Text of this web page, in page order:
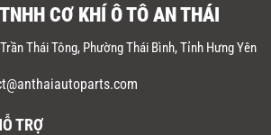
CƠ KHÍ Ô TÔ AN THÁI
Thái Tông, Phường Thái Bình, Tỉnh Hưng Yên
TRỢ